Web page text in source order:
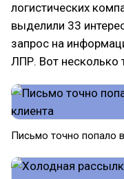
логистических
выделили 33
запрос на
ЛПР. Вот несколько
Письмо точно попало